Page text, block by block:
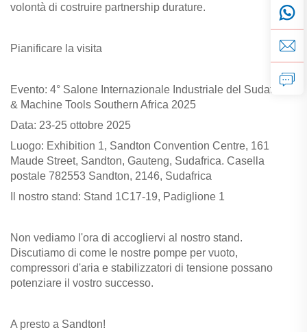
volontà di costruire partnership durature.
Pianificare la visita
Evento: 4° Salone Internazionale Industriale del Sudafrica
& Machine Tools Southern Africa 2025
Data: 23-25 ottobre 2025
Luogo: Exhibition 1, Sandton Convention Centre, 161
Maude Street, Sandton, Gauteng, Sudafrica. Casella
postale 782553 Sandton, 2146, Sudafrica
Il nostro stand: Stand 1C17-19, Padiglione 1
Non vediamo l'ora di accogliervi al nostro stand.
Discutiamo di come le nostre pompe per vuoto,
compressori d'aria e stabilizzatori di tensione possano
potenziare il vostro successo.
A presto a Sandton!